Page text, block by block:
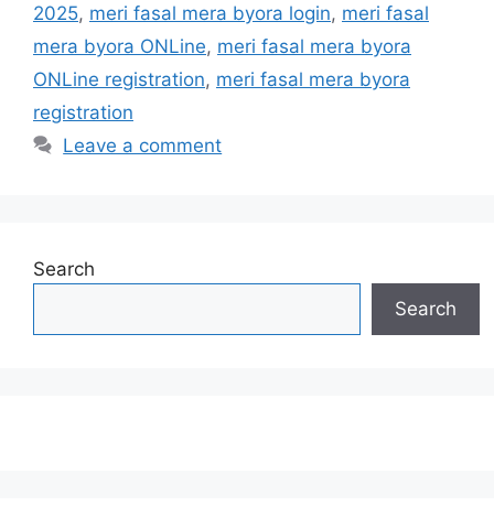
2025, meri fasal mera byora login, meri fasal
mera byora ONLine, meri fasal mera byora
ONLine registration, meri fasal mera byora
registration
Leave a comment
Search
Search